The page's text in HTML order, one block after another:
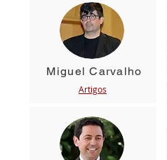
Miguel Carvalho
Artigos